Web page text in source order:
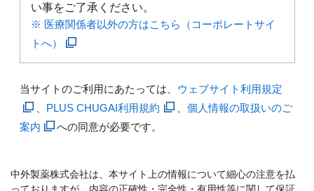
い事をご了承ください。
※ 医療関係者以外の方はこちら（コーポレートサイ
トへ）
当サイトのご利用にあたっては、 ウェブサイト利用規定
PLUS CHUGAI利用規約
個人情報の取扱いのご
案内
への同意が必要です。
中外製薬株式会社は、本サイト上の情報について細心の注意を払
っておりますが、内容の正確性・完全性・有用性等に関して保証